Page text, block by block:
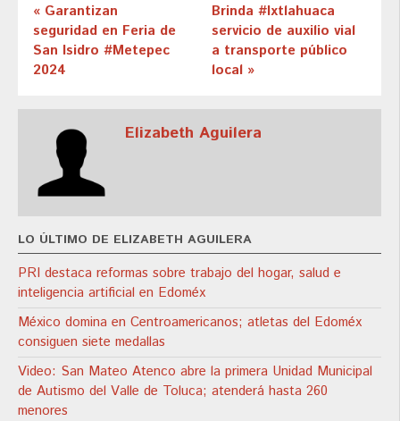
« Garantizan
seguridad en Feria de
San Isidro #Metepec
2024
Brinda #Ixtlahuaca
servicio de auxilio vial
a transporte público
local »
Elizabeth Aguilera
LO ÚLTIMO DE ELIZABETH AGUILERA
PRI destaca reformas sobre trabajo del hogar, salud e
inteligencia artificial en Edoméx
México domina en Centroamericanos; atletas del Edoméx
consiguen siete medallas
Video: San Mateo Atenco abre la primera Unidad Municipal
de Autismo del Valle de Toluca; atenderá hasta 260
menores